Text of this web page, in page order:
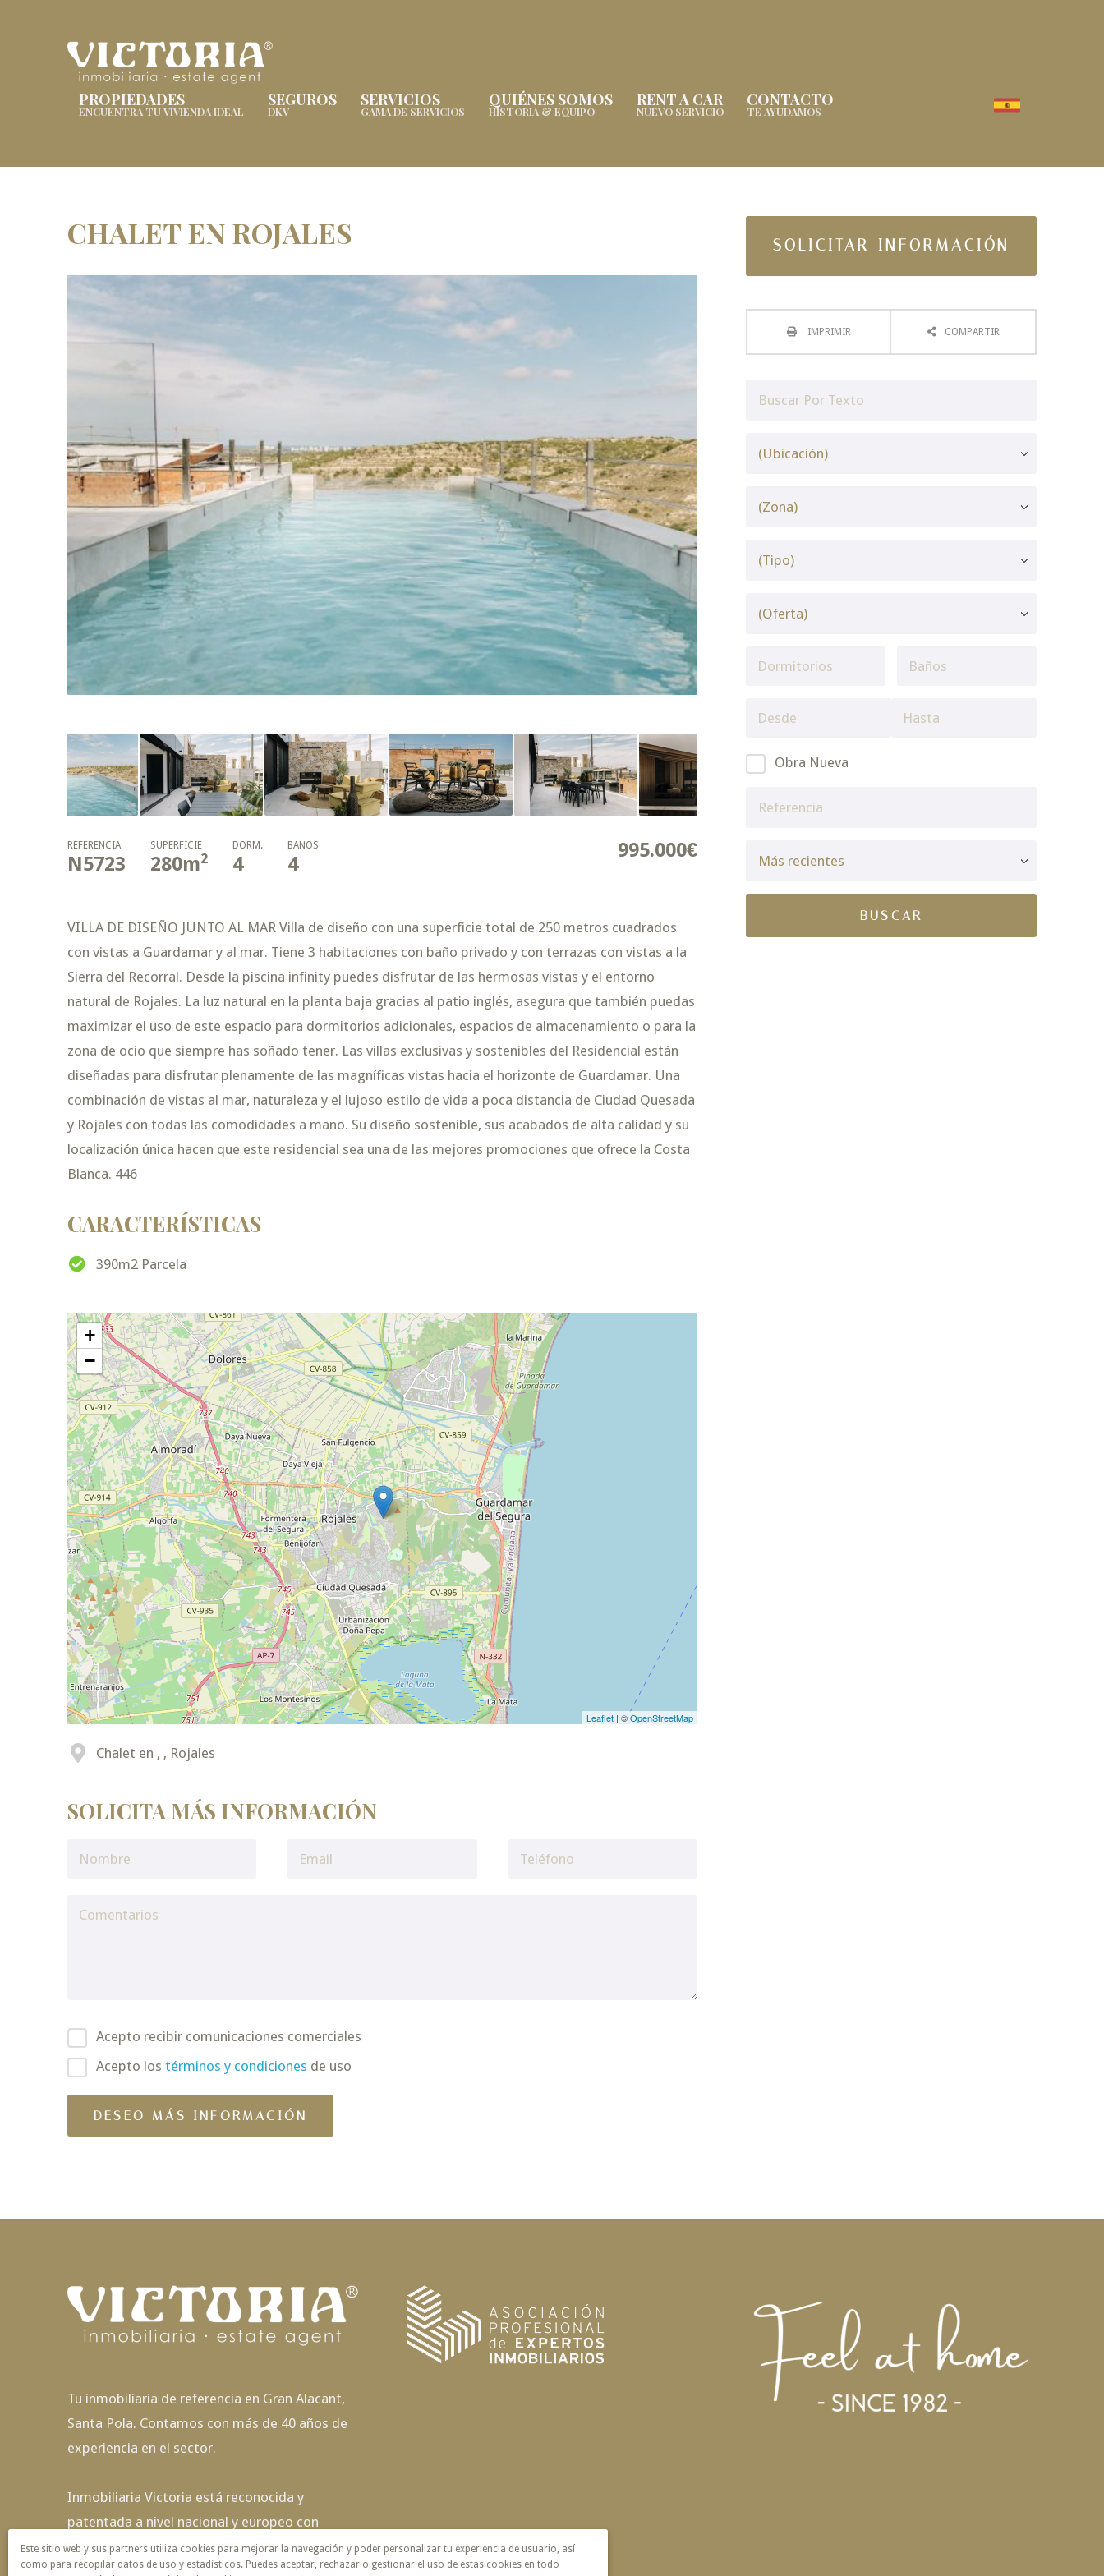
PROPIEDADES
ENCUENTRA TU VIVIENDA IDEAL
SEGUROS
DKV
SERVICIOS
GAMA DE SERVICIOS
QUIÉNES SOMOS
HISTORIA & EQUIPO
RENT A CAR
NUEVO SERVICIO
CONTACTO
TE AYUDAMOS
CHALET EN ROJALES
995.000€
REFERENCIA
N5723
SUPERFICIE
280m2
DORM.
4
BAÑOS
4
VILLA DE DISEÑO JUNTO AL MAR Villa de diseño con una superficie total de 250 metros cuadrados
con vistas a Guardamar y al mar. Tiene 3 habitaciones con baño privado y con terrazas con vistas a la
Sierra del Recorral. Desde la piscina infinity puedes disfrutar de las hermosas vistas y el entorno
natural de Rojales. La luz natural en la planta baja gracias al patio inglés, asegura que también puedas
maximizar el uso de este espacio para dormitorios adicionales, espacios de almacenamiento o para la
zona de ocio que siempre has soñado tener. Las villas exclusivas y sostenibles del Residencial están
diseñadas para disfrutar plenamente de las magníficas vistas hacia el horizonte de Guardamar. Una
combinación de vistas al mar, naturaleza y el lujoso estilo de vida a poca distancia de Ciudad Quesada
y Rojales con todas las comodidades a mano. Su diseño sostenible, sus acabados de alta calidad y su
localización única hacen que este residencial sea una de las mejores promociones que ofrece la Costa
Blanca. 446
CARACTERÍSTICAS
390m2 Parcela
+
−
Leaflet | ©OpenStreetMap
Chalet en , , Rojales
SOLICITA MÁS INFORMACIÓN
Acepto recibir comunicaciones comerciales
Acepto los términos y condiciones de uso
SOLICITAR INFORMACIÓN
IMPRIMIR COMPARTIR
Obra Nueva
Tu inmobiliaria de referencia en Gran Alacant,
Santa Pola. Contamos con más de 40 años de
experiencia en el sector.
Inmobiliaria Victoria está reconocida y
patentada a nivel nacional y europeo con
exclusividad de nombre y servicio.
Este sitio web y sus partners utiliza cookies para mejorar la navegación y poder personalizar tu experiencia de usuario, así
como para recopilar datos de uso y estadísticos. Puedes aceptar, rechazar o gestionar el uso de estas cookies en todo